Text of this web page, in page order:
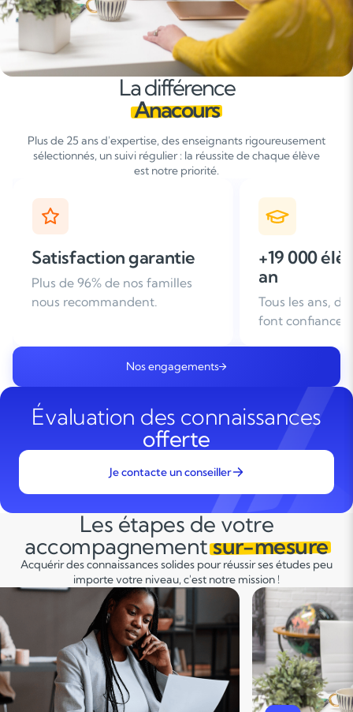
La différence
Anacours
Plus de 25 ans d'expertise, des enseignants rigoureusement
sélectionnés, un suivi régulier : la réussite de chaque élève
est notre priorité.
+19 000 élèves suivis /
an
Tous les ans, des familles nous
+ de 25 ans
Leader du
domicile en
Nos engagements
Évaluation des connaissances
offerte
Je contacte un conseiller
Les étapes de votre
accompagnementsur-mesure
Acquérir des connaissances solides pour réussir ses études peu
importe votre niveau, c'est notre mission !